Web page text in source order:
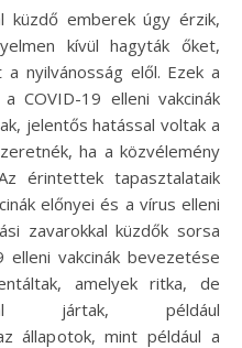
kívül hagyták őket,
nyilvánosság elől. Ezek a
COVID-19 elleni vakcinák
jelentős hatással voltak a
ha a közvélemény
érintettek tapasztalataik
előnyei és a vírus elleni
zavarokkal küzdők sorsa
vakcinák bevezetése
amelyek ritka, de
jártak, például
állapotok, mint például a